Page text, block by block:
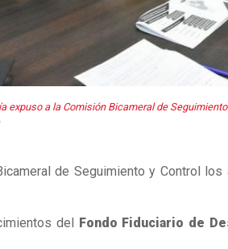
expuso a la Comisión Bicameral de
de Seguimiento y Control
del
Fondo Fiduciario de